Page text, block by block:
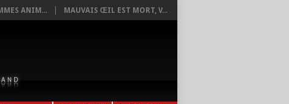
ANIM... MAUVAIS ŒIL EST MORT, V...